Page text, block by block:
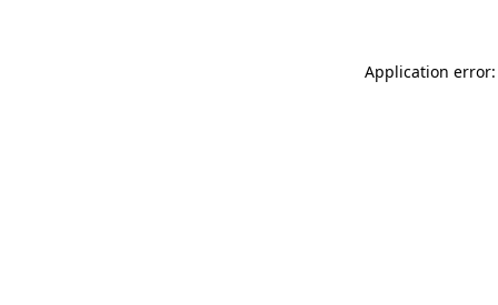
Application